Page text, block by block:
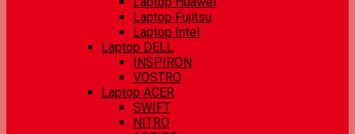
Laptop Fujitsu
Laptop Intel
Laptop DELL
INSPIRON
VOSTRO
Laptop ACER
SWIFT
NITRO